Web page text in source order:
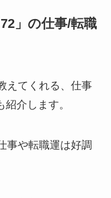
」の仕事/転職
えてくれる、仕事
介します。
事や転職運は好調